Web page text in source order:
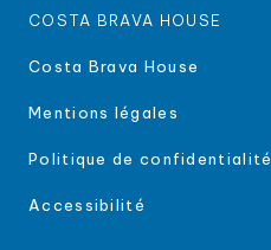
COSTA BRAVA HOUSE
Costa Brava House
Mentions légales
Politique de confidentialité
Accessibilité